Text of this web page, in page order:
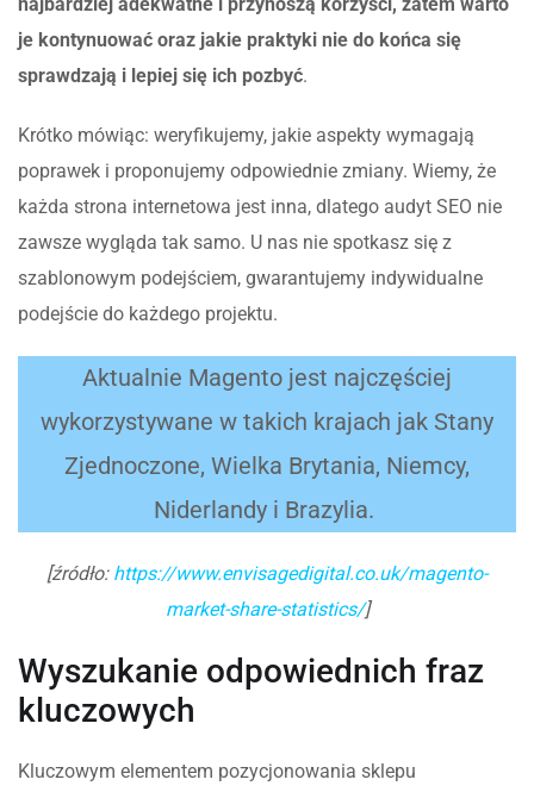
je kontynuować oraz jakie praktyki nie do końca się
sprawdzają i lepiej się ich pozbyć.
Krótko mówiąc: weryfikujemy, jakie aspekty wymagają
poprawek i proponujemy odpowiednie zmiany. Wiemy, że
każda strona internetowa jest inna, dlatego audyt SEO nie
zawsze wygląda tak samo. U nas nie spotkasz się z
szablonowym podejściem, gwarantujemy indywidualne
podejście do każdego projektu.
Aktualnie Magento jest najczęściej
wykorzystywane w takich krajach jak Stany
Zjednoczone, Wielka Brytania, Niemcy,
Niderlandy i Brazylia.
[źródło: https://www.envisagedigital.co.uk/magento-
market-share-statistics/]
Wyszukanie odpowiednich fraz
kluczowych
Kluczowym elementem pozycjonowania sklepu